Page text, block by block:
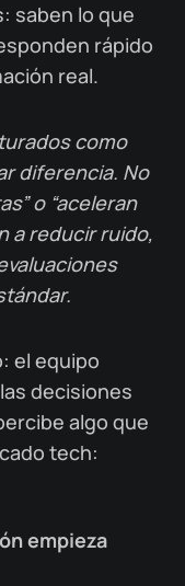
saben lo que
rápido
real.
como
diferencia. No
o “aceleran
a reducir ruido,
el equipo
decisiones
algo que
tech:
empieza